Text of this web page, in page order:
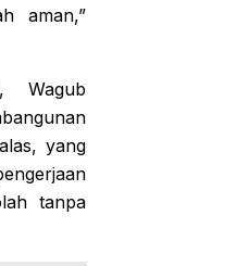
aman,”
Wagub
yang
tanpa